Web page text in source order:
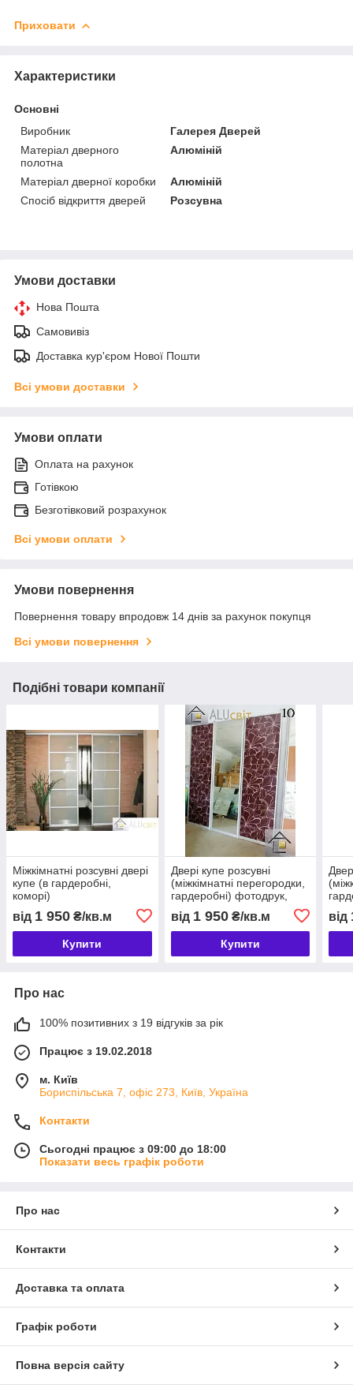
Приховати
Характеристики
Основні
Виробник
Галерея Дверей
Матеріал дверного
полотна
Алюміній
Матеріал дверної коробки
Алюміній
Спосіб відкриття дверей
Розсувна
Умови доставки
Нова Пошта
Самовивіз
Доставка кур'єром Нової Пошти
Всі умови доставки
Умови оплати
Оплата на рахунок
Готівкою
Безготівковий розрахунок
Всі умови оплати
Умови повернення
Повернення товару впродовж 14 днів за рахунок покупця
Всі умови повернення
Подібні товари компанії
Міжкімнатні розсувні двері
купе (в гардеробні,
коморі)
від 1 950 ₴/кв.м
Купити
Двері купе розсувні
(міжкімнатні перегородки,
гардеробні) фотодрук,
від 1 950₴/кв.м
Купити
від
Про нас
100% позитивних з 19 відгуків за рік
Працює з 19.02.2018
м. Київ
Бориспільська 7, офіс 273, Київ, Україна
Контакти
Сьогодні працює з 09:00 до 18:00
Показати весь графік роботи
Про нас
Контакти
Доставка та оплата
Графік роботи
Повна версія сайту